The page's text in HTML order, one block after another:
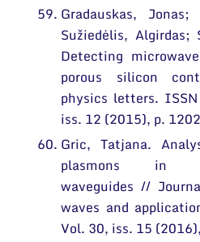
Gradauskas,
Sužiedėlis, Algirdas;
Detecting
porous silicon
physics letters.
iss. 12 (2015), p.
Gric, Tatjana.
plasmons in
waveguides //
waves and
Vol. 30, iss. 15